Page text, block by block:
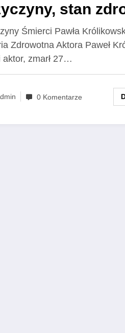
stan
aktora
Śmierci Pawła
Zdrowotna Aktora Paweł
aktor, zmarł 27…
0 Komentarze